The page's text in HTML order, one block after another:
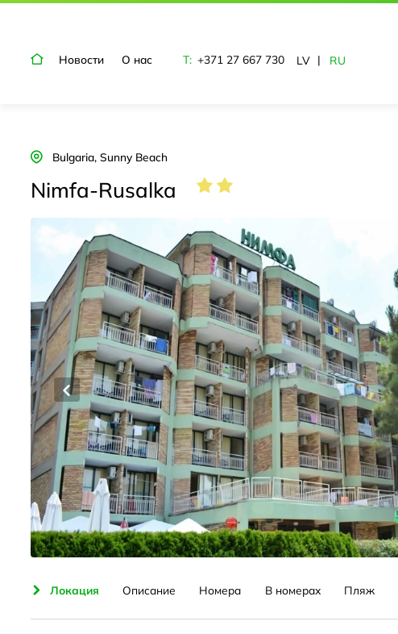
Новости О нас T: +371 27 667 730 LV RU
Bulgaria, Sunny Beach
Nimfa-Rusalka
Локация Описание Номера В номерах Пляж